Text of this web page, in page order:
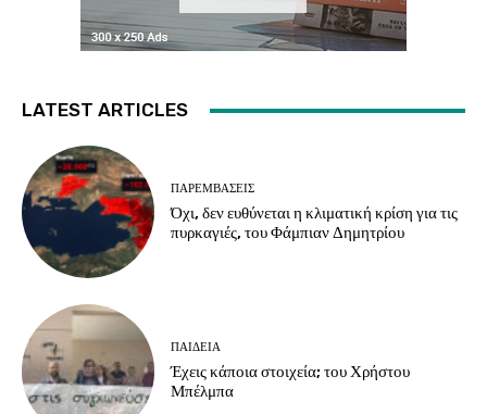
LATEST ARTICLES
ΠΑΡΕΜΒΑΣΕΙΣ
Όχι, δεν ευθύνεται η κλιματική κρίση για τις
πυρκαγιές, του Φάμπιαν Δημητρίου
ΠΑΙΔΕΙΑ
Έχεις κάποια στοιχεία; του Χρήστου
Μπέλμπα